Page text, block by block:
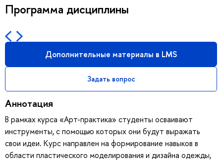
Программа дисциплины
Дополнительные материалы в LMS
Задать вопрос
Аннотация
В рамках курса «Арт-практика» студенты осваивают
инструменты, с помощью которых они будут выражать
свои идеи. Курс направлен на формирование навыков в
области пластического моделирования и дизайна одежды,